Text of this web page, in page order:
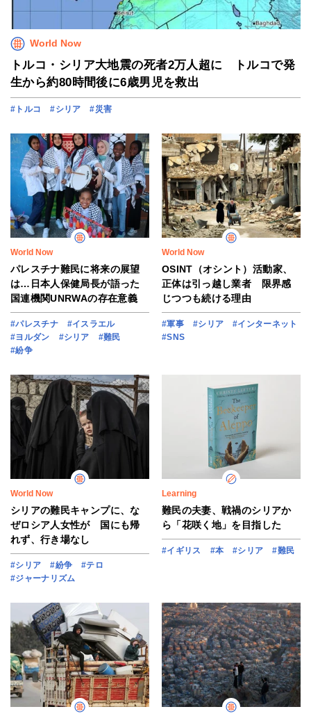
World Now
トルコ・シリア大地震の死者2万人超に トルコで発
生から約80時間後に6歳男児を救出
#トルコ #シリア #災害
World Now
パレスチナ難民に将来の展望
は…日本人保健局長が語った
国連機関UNRWAの存在意義
#パレスチナ
#イスラエル
#ヨルダン
#シリア
#難民
#紛争
World Now
OSINT（オシント）活動家、
正体は引っ越し業者 限界感
じつつも続ける理由
#軍事 #シリア
#インターネット
#SNS
World Now
シリアの難民キャンプに、な
ぜロシア人女性が 国にも帰
れず、行き場なし
#シリア #紛争
#テロ
#ジャーナリズム
Learning
難民の夫妻、戦禍のシリアか
ら「花咲く地」を目指した
#イギリス #本 #シリア #難民